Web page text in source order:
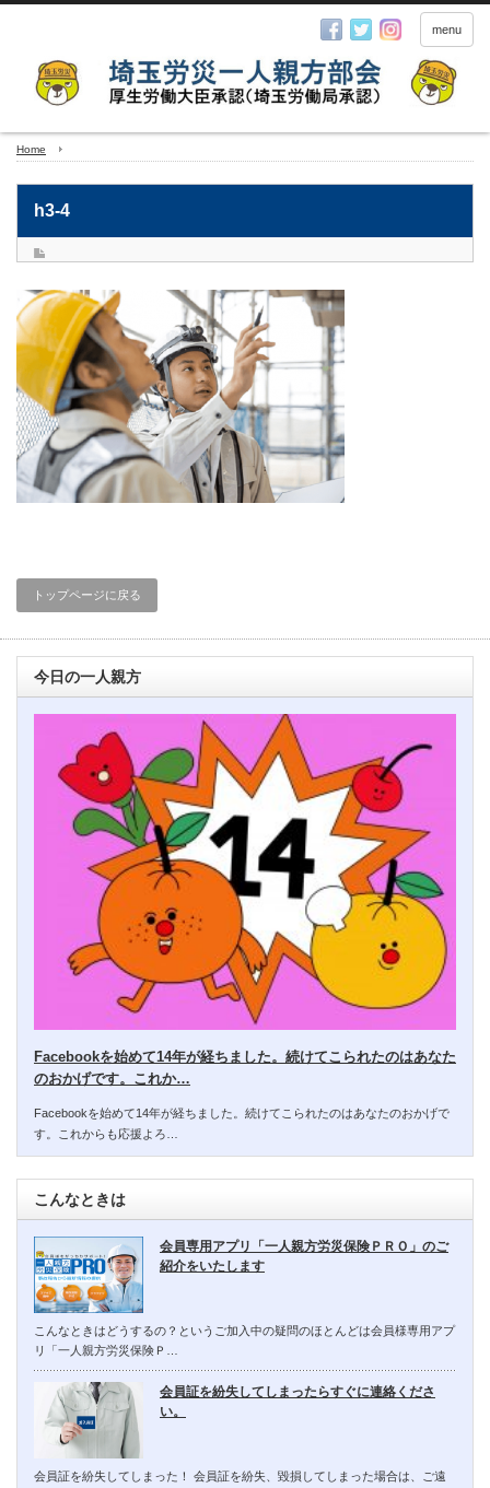
menu
Home
h3-4
トップページに戻る
今日の一人親方
Facebookを始めて14年が経ちました。続けてこられたのはあなた
のおかげです。これか…
Facebookを始めて14年が経ちました。続けてこられたのはあなたのおかげで
す。これからも応援よろ…
こんなときは
会員専用アプリ「一人親方労災保険ＰＲＯ」のご
紹介をいたします
こんなときはどうするの？というご加入中の疑問のほとんどは会員様専用アプ
リ「一人親方労災保険Ｐ…
会員証を紛失してしまったらすぐに連絡くださ
い。
会員証を紛失してしまった！ 会員証を紛失、毀損してしまった場合は、ご遠